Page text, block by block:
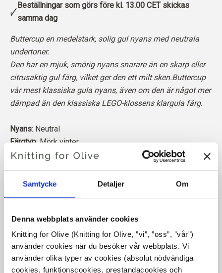
Samtycke Detaljer Om
Denna webbplats använder cookies
Knitting for Olive (Knitting for Olive, ”vi”, ”oss”, ”vår”)
använder cookies när du besöker vår webbplats. Vi
använder olika typer av cookies (absolut nödvändiga
cookies, funktionscookies, prestandacookies och
Beställningar som görs före kl. 13.00 CET skickas
samma dag
Buttercup en medelstark, solig gul nyans med neutrala
undertoner.
Den har en mjuk, smörig nyans snarare än en skarp eller
citrusaktig gul färg, vilket ger den ett milt sken.Buttercup
vår mest klassiska gula nyans, även om den är något mer
dämpad än den klassiska LEGO-klossens klargula färg.
Nyans: Neutral
Färgtyp: Mörk vinter
Passar även bra för: Ljus vinter, Ljus vår och Ljus vår
Vår merinoull kommer från får som fötts upp i Patagonien,
exakt vilken gård, vilka bönder och vilka får som har
tillverkat vår ull.
Merinoull har många utmärkta egenskaper. Den är
temperaturreglerande. Det innebär att ullen håller våra